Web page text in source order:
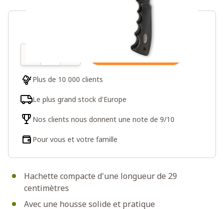
Hachette compacte d'une longueur de 29
centimètres
Avec une housse solide et pratique
Ajouter au panier
Plus de 10 000 clients
Le plus grand stock d'Europe
Nos clients nous donnent une note de 9/10
Pour vous et votre famille